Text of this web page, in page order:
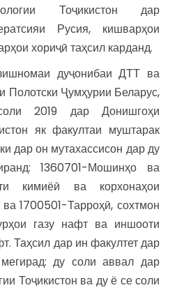
Тоҷикистон дар
Русия, кишварҳои
хориҷӣ таҳсил карданд.
дуҷонибаи ДТТ ва
Полотски Ҷумҳурии Беларус,
2019 дар Донишгоҳи
як факултаи муштарак
дар он мутахассисон дар ду
1360701-Мошинҳо ва
кимиёӣ ва корхонаҳои
1700501-Тарроҳӣ, сохтмон
газу нафт ва иншооти
Таҳсил дар ин факултет дар
ду соли аввал дар
Тоҷикистон ва ду ё се соли